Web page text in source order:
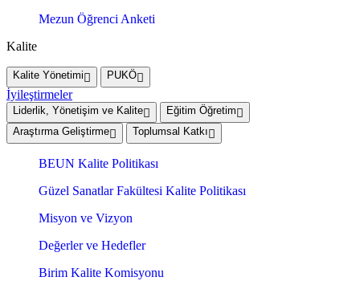
Mezun Öğrenci Anketi
Kalite
Kalite Yönetimi PUKÖ
İyileştirmeler
Liderlik, Yönetişim ve Kalite
Eğitim Öğretim
Araştırma Geliştirme
Toplumsal Katkı
BEUN Kalite Politikası
Güzel Sanatlar Fakültesi Kalite Politikası
Misyon ve Vizyon
Değerler ve Hedefler
Birim Kalite Komisyonu